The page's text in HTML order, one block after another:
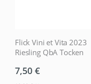
Grande Cuvee 1531-
Cremant Brut, Sieur
12,50€